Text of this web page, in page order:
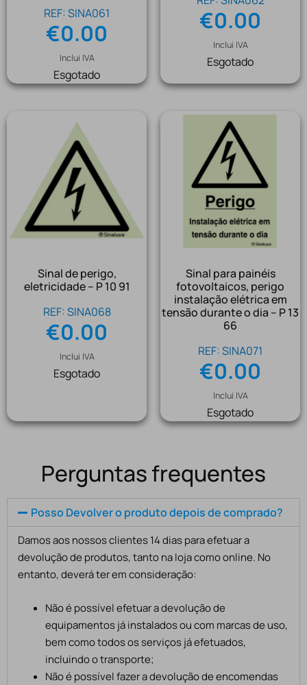
REF: SINA061
€0.00
Inclui IVA
Esgotado
€0.00
Inclui IVA
Esgotado
Sinal de perigo,
eletricidade – P 10 91
REF: SINA068
€0.00
Inclui IVA
Esgotado
Sinal para painéis
fotovoltaicos, perigo
instalação elétrica em
tensão durante o dia – P 13
66
REF: SINA071
€0.00
Inclui IVA
Esgotado
Perguntas frequentes
Posso Devolver o produto depois de comprado?
Damos aos nossos clientes 14 dias para efetuar a
devolução de produtos, tanto na loja como online. No
entanto, deverá ter em consideração:
Não é possível efetuar a devolução de
equipamentos já instalados ou com marcas de uso,
bem como todos os serviços já efetuados,
incluindo o transporte;
Não é possível fazer a devolução de encomendas